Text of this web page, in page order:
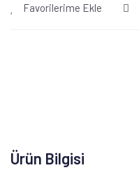
Favorilerime Ekle
Ürün Bilgisi